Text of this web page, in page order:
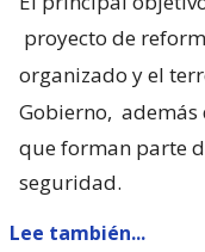
proyecto de
organizado y el
Gobierno, además
que forman parte
seguridad.
Lee también...